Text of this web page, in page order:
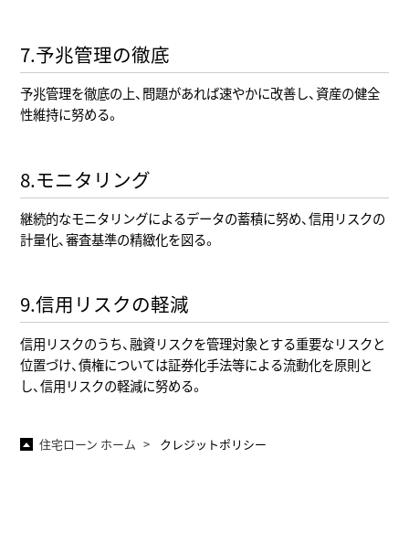
7.予兆管理の徹底
予兆管理を徹底の上、問題があれば速やかに改善し、資産の健全
性維持に努める。
8.モニタリング
継続的なモニタリングによるデータの蓄積に努め、信用リスクの
計量化、審査基準の精緻化を図る。
9.信用リスクの軽減
信用リスクのうち、融資リスクを管理対象とする重要なリスクと
位置づけ、債権については証券化手法等による流動化を原則と
し、信用リスクの軽減に努める。
住宅ローン ホーム クレジットポリシー